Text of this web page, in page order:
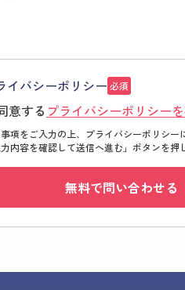
イバシーポリシー 必須
意する プライバシーポリシー
項をご入力の上、プライバシーポリシー
力内容を確認して送信へ進む」 ボタンを押
無料で問い合わせる